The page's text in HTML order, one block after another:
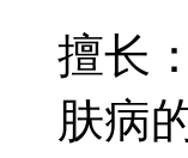
擅长
肤病